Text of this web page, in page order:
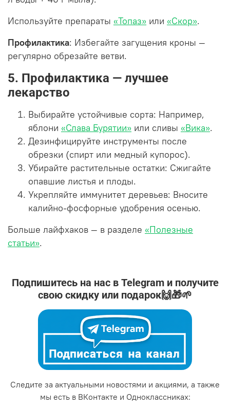
Используйте препараты «Топаз» или «Скор».
Профилактика: Избегайте загущения кроны —
регулярно обрезайте ветви.
5. Профилактика — лучшее
лекарство
Выбирайте устойчивые сорта: Например,
яблони «Слава Бурятии» или сливы «Вика».
Дезинфицируйте инструменты после
обрезки (спирт или медный купорос).
Убирайте растительные остатки: Сжигайте
опавшие листья и плоды.
Укрепляйте иммунитет деревьев: Вносите
калийно-фосфорные удобрения осенью.
Больше лайфхаков — в разделе «Полезные
статьи».
Подпишитесь на нас в Telegram и получите
свою скидку или подарок🙌🎁🌱
Следите за актуальными новостями и акциями, а также
мы есть в ВКонтакте и Одноклассниках: